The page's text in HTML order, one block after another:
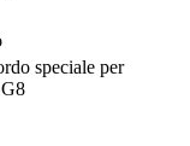
speciale per